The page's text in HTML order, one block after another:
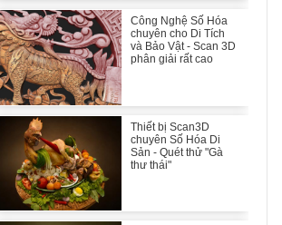
Công Nghệ Số Hóa
chuyên cho Di Tích
và Bảo Vật - Scan 3D
phân giải rất cao
Thiết bị Scan3D
chuyên Số Hóa Di
Sản - Quét thử "Gà
thư thái"